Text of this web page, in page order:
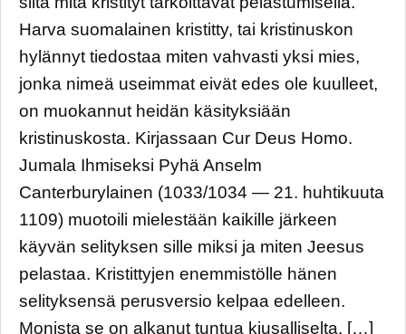
Harva suomalainen kristitty, tai kristinuskon
hylännyt tiedostaa miten vahvasti yksi mies,
jonka nimeä useimmat eivät edes ole kuulleet,
on muokannut heidän käsityksiään
kristinuskosta. Kirjassaan Cur Deus Homo.
Jumala Ihmiseksi Pyhä Anselm
Canterburylainen (1033/1034 — 21. huhtikuuta
1109) muotoili mielestään kaikille järkeen
käyvän selityksen sille miksi ja miten Jeesus
pelastaa. Kristittyjen enemmistölle hänen
selityksensä perusversio kelpaa edelleen.
Monista se on alkanut tuntua kiusalliselta, […]